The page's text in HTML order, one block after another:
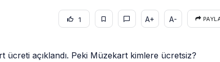
1 A+ A-
ücreti açıklandı. Peki Müzekart kimlere ücretsiz?